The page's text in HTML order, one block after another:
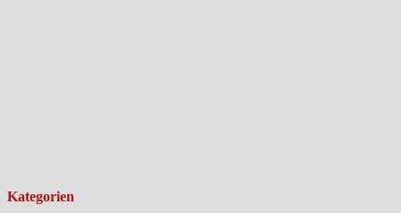
Kategorien